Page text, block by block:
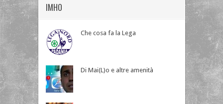
IMHO
Che cosa fa la Lega
Di Mai(L)o e altre amenità